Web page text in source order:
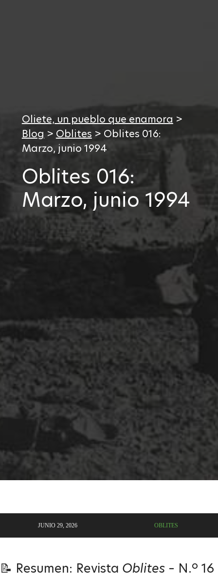
Oliete, un pueblo que enamora >
Blog > Oblites > Oblites 016:
Marzo, junio 1994
Oblites 016:
Marzo, junio 1994
JUNIO 29, 2026 OBLITES
📝 Resumen: Revista Oblites – N.º 16